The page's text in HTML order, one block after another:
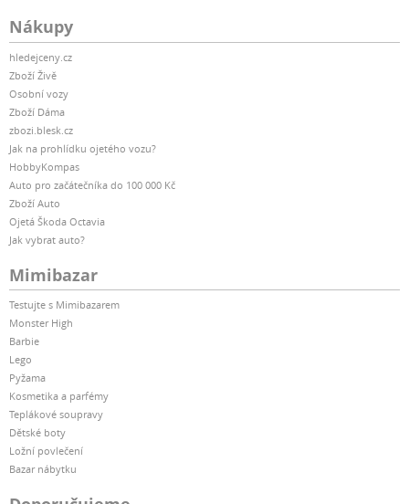
Nákupy
hledejceny.cz
Zboží Živě
Osobní vozy
Zboží Dáma
zbozi.blesk.cz
Jak na prohlídku ojetého vozu?
HobbyKompas
Auto pro začátečníka do 100 000 Kč
Zboží Auto
Ojetá Škoda Octavia
Jak vybrat auto?
Mimibazar
Testujte s Mimibazarem
Monster High
Barbie
Lego
Pyžama
Kosmetika a parfémy
Teplákové soupravy
Dětské boty
Ložní povlečení
Bazar nábytku